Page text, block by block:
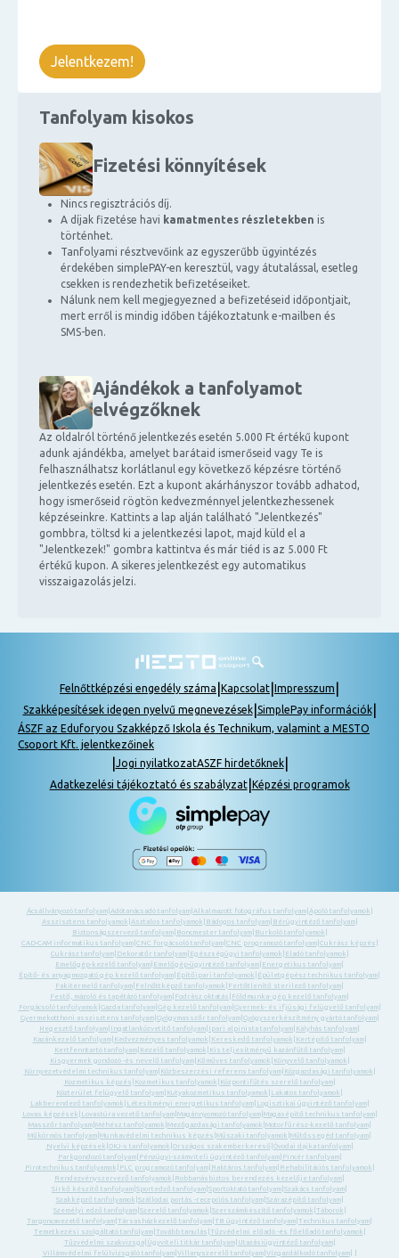
Tanfolyam kisokos
Fizetési könnyítések
Nincs regisztrációs díj.
A díjak fizetése havi kamatmentes részletekben is
történhet.
Tanfolyami résztvevőink az egyszerűbb ügyintézés
érdekében simplePAY-en keresztül, vagy átutalással, esetleg
csekken is rendezhetik befizetéseiket.
Nálunk nem kell megjegyezned a befizetéseid időpontjait,
mert erről is mindig időben tájékoztatunk e-mailben és
SMS-ben.
Ajándékok a tanfolyamot
elvégzőknek
Az oldalról történő jelentkezés esetén 5.000 Ft értékű kupont
adunk ajándékba, amelyet barátaid ismerőseid vagy Te is
felhasználhatsz korlátlanul egy következő képzésre történő
jelentkezés esetén. Ezt a kupont akárhányszor tovább adhatod,
hogy ismerőseid rögtön kedvezménnyel jelentkezhessenek
képzéseinkre. Kattints a lap alján található "Jelentkezés"
gombbra, töltsd ki a jelentkezési lapot, majd küld el a
"Jelentkezek!" gombra kattintva és már tiéd is az 5.000 Ft
értékű kupon. A sikeres jelentkezést egy automatikus
visszaigazolás jelzi.
Jelentkezem!
Felnőttképzési engedély száma Kapcsolat Impresszum
Szakképesítések idegen nyelvű megnevezések| SimplePay információk|
ÁSZF az Eduforyou Szakképző Iskola és Technikum, valamint a MESTO
Csoport Kft. jelentkezőinek
Jogi nyilatkozatASZF hirdetőknek|
Adatkezelési tájékoztató és szabályzat| Képzési programok
Ácsállványozó tanfolyam| Adótanácsadó tanfolyam| Alkalmazott fotográfus tanfolyam| Ápoló tanfolyamok
Asszisztens tanfolyamok Asztalos tanfolyamok Bádogos tanfolyam| Bérügyintéző tanfolyam|
Biztonságszervező tanfolyam| Boncmester tanfolyam| Burkoló tanfolyamok
CAD-CAM informatikus tanfolyam| CNC forgácsoló tanfolyam| CNC programozó tanfolyam| Cukrász képzés
Cukrász tanfolyam| Dekoratőr tanfolyam| Egészségügyi tanfolyamok Eladó tanfolyamok
Emelőgép-kezelő tanfolyam Emelőgép-ügyintéző tanfolyam Energetikus tanfolyam
Építő- és anyagmozgató gép kezelő tanfolyam Építőipari tanfolyamok Épületgépész technikus tanfolyam
Fakitermelő tanfolyam Felnőttképző tanfolyamok Fertőtlenítő sterilező tanfolyam
Festő, mázoló és tapétázó tanfolyam Fodrász oktatás Földmunka- gép kezelő tanfolyam
Forgácsoló tanfolyamok Gazda tanfolyam| Gép kezelő tanfolyam| Gyermek- és ifjúsági felügyelő tanfolyam|
Gyermekotthoni asszisztens tanfolyam| Gyógymasszőr tanfolyam| Gyógyszerkészítmény gyártó tanfolyam|
Hegesztő tanfolyam Ingatlanközvetítő tanfolyam Ipari alpinista tanfolyam Kályhás tanfolyam
Kazánkezelő tanfolyam| Kedvezményes tanfolyamok Kereskedő tanfolyamok Kertépítő tanfolyam|
Kertfenntartó tanfolyam| Kezelő tanfolyamok Kis teljesítményű kazánfűtő tanfolyam|
Kisgyermek gondozó -és nevelő tanfolyam| Kőműves tanfolyamok Könyvelő tanfolyamok
Környezetvédelmi technikus tanfolyam| Közbeszerzési referens tanfolyam| Közgazdasági tanfolyamok
Kozmetikus képzés Kozmetikus tanfolyamok Központifűtés szerelő tanfolyam|
Közterület felügyelő tanfolyam Kutyakozmetikus tanfolyamok Lakatos tanfolyamok
Lakberendező tanfolyamok Létesítményi energetikus tanfolyam| Logisztikai ügyintéző tanfolyam|
Lovas képzések Lovastúra vezető tanfolyam| Magánnyomozó tanfolyam| Magasépítő technikus tanfolyam|
Masszőr tanfolyam| Méhész tanfolyamok Mezőgazdasági tanfolyamok Motorfűrész-kezelő tanfolyam|
Műkörmös tanfolyam Munkavédelmi technikus képzés Műszaki tanfolyamok Műtőssegéd tanfolyam
Nyelvi képzések OKJ-s tanfolyamok Országos szakemberkereső Óvodai dajka tanfolyam|
Parkgondozó tanfolyam| Pénzügyi-számviteli ügyintéző tanfolyam| Pincér tanfolyam|
Pirotechnikus tanfolyamok PLC programozó tanfolyam| Raktáros tanfolyam| Rehabilitációs tanfolyamok
Rendezvényszervező tanfolyamok Robbanásbiztos berendezés kezelője tanfolyam
Sírkő készítő tanfolyam Sportedző tanfolyam Sportoktató tanfolyam Szakács tanfolyam
Szakképző tanfolyamok Szállodai portás -recepciós tanfolyam| Szárazépítő tanfolyam|
Személyi edző tanfolyam| Szerelő tanfolyamok Szerszámkészítő tanfolyamok Táborok
Targoncavezető tanfolyam Társasházkezelő tanfolyam TB ügyintéző tanfolyam Technikus tanfolyam
Temetkezési szolgáltató tanfolyam| Tovább tanulás Tűzvédelmi előadó -és főelőadó tanfolyamok
Tűzvédelmi szakvizsga| Ügyviteli titkár tanfolyam| Utazásiügyintéző tanfolyam|
Villámvédelmi felülvizsgáló tanfolyam| Villanyszerelő tanfolyam| Vízgazdálkodó tanfolyam| |